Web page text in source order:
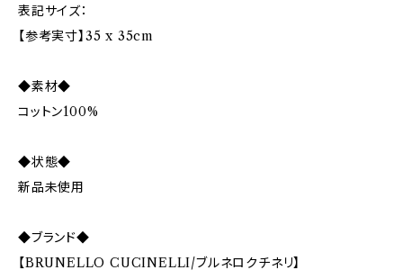
表記サイズ：
【参考実寸】35 x 35cm
◆素材◆
コットン100%
◆状態◆
新品未使用
◆ブランド◆
【BRUNELLO CUCINELLI/ブルネロクチネリ】